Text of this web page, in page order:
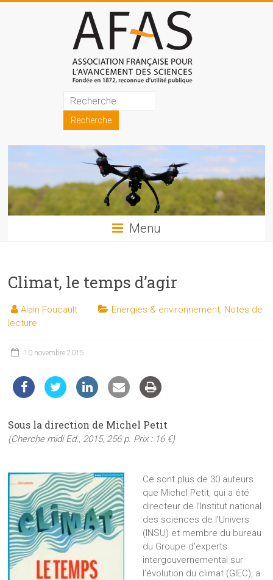
Association
française
pour
l'avancement
des
sciences
les
et
les
auprès
public
Menu
Climat, le temps d’agir
Alain Foucault Energies & environnement Notes de
lecture
10 novembre 2015
Sous la direction de Michel Petit
(Cherche midi Ed., 2015, 256 p. Prix : 16 €)
Ce sont plus de 30 auteurs
que Michel Petit, qui a été
directeur de l’Institut national
des sciences de l’Univers
(INSU) et membre du bureau
du Groupe d’experts
intergouvernemental sur
l’évolution du climat (GIEC), a